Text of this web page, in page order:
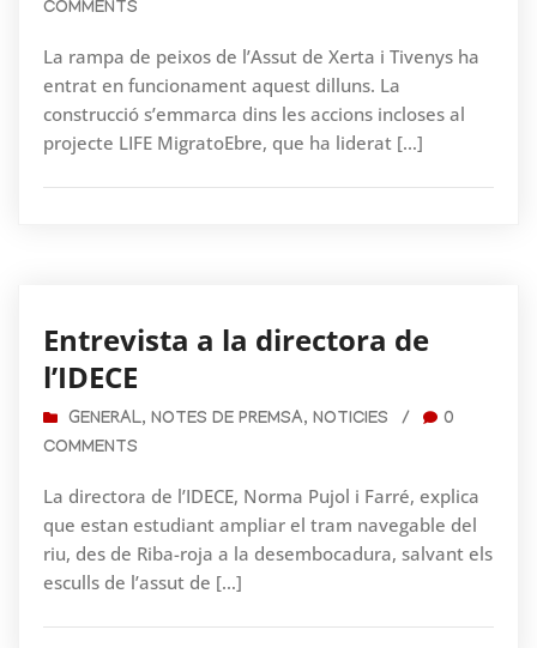
COMMENTS
La rampa de peixos de l’Assut de Xerta i Tivenys ha
entrat en funcionament aquest dilluns. La
construcció s’emmarca dins les accions incloses al
projecte LIFE MigratoEbre, que ha liderat […]
Entrevista a la directora de
l’IDECE
GENERAL, NOTES DE PREMSA, NOTICIES /
0
COMMENTS
La directora de l’IDECE, Norma Pujol i Farré, explica
que estan estudiant ampliar el tram navegable del
riu, des de Riba-roja a la desembocadura, salvant els
esculls de l’assut de […]